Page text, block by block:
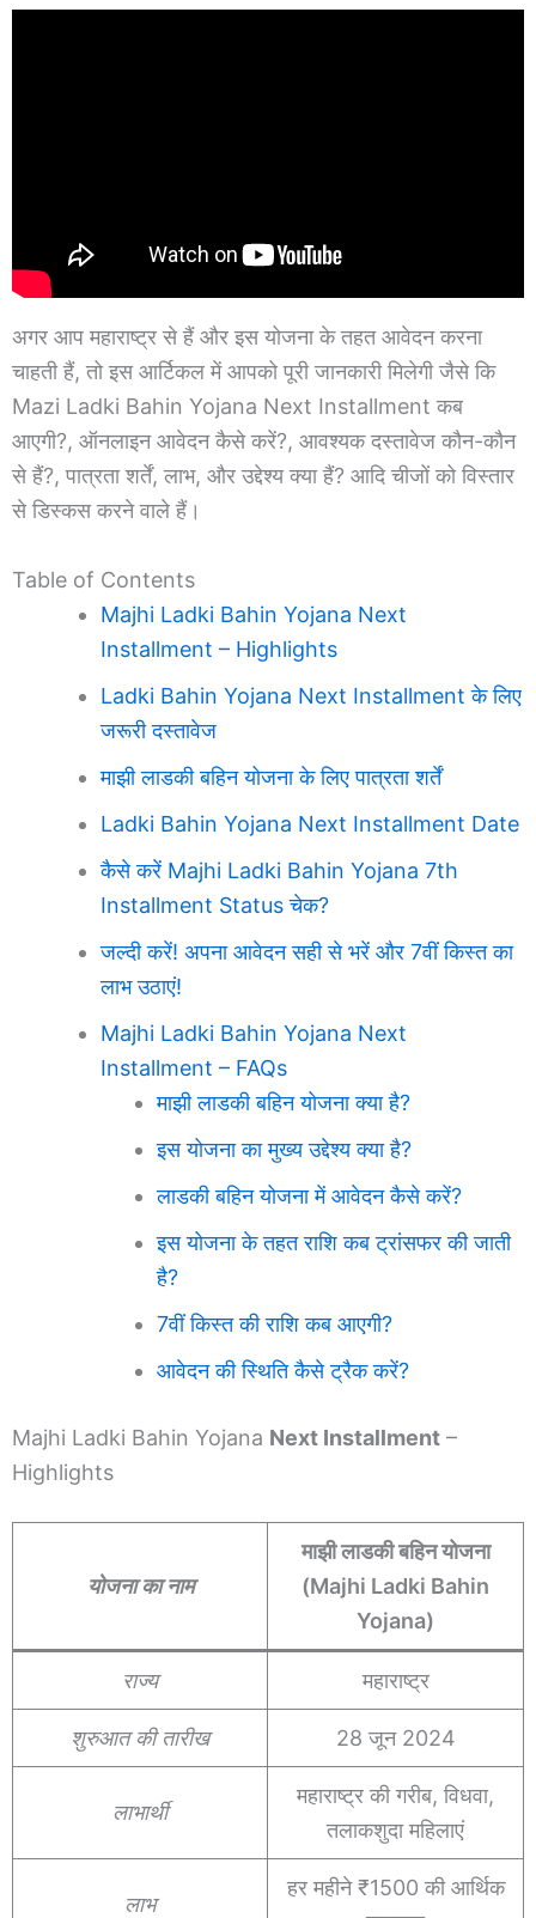
अगर आप महाराष्ट्र से हैं और इस योजना के तहत आवेदन करना
चाहती हैं, तो इस आर्टिकल में आपको पूरी जानकारी मिलेगी जैसे कि
Mazi Ladki Bahin Yojana Next Installment कब
आएगी?, ऑनलाइन आवेदन कैसे करें?, आवश्यक दस्तावेज कौन-कौन
से हैं?, पात्रता शर्तें, लाभ, और उद्देश्य क्या हैं? आदि चीजों को विस्तार
से डिस्कस करने वाले हैं।
Table of Contents
Majhi Ladki Bahin Yojana Next
Installment – Highlights
Ladki Bahin Yojana Next Installment के लिए
जरूरी दस्तावेज
माझी लाडकी बहिन योजना के लिए पात्रता शर्तें
Ladki Bahin Yojana Next Installment Date
कैसे करें Majhi Ladki Bahin Yojana 7th
Installment Status चेक?
जल्दी करें! अपना आवेदन सही से भरें और 7वीं किस्त का
लाभ उठाएं!
Majhi Ladki Bahin Yojana Next
Installment – FAQs
माझी लाडकी बहिन योजना क्या है?
इस योजना का मुख्य उद्देश्य क्या है?
लाडकी बहिन योजना में आवेदन कैसे करें?
इस योजना के तहत राशि कब ट्रांसफर की जाती
है?
7वीं किस्त की राशि कब आएगी?
आवेदन की स्थिति कैसे ट्रैक करें?
Majhi Ladki Bahin Yojana Next Installment –
Highlights
योजना का नाम
माझी लाडकी बहिन योजना
(Majhi Ladki Bahin
Yojana)
राज्य महाराष्ट्र
शुरुआत की तारीख 28 जून 2024
लाभार्थी
महाराष्ट्र की गरीब, विधवा,
तलाकशुदा महिलाएं
लाभ
हर महीने ₹1500 की आर्थिक